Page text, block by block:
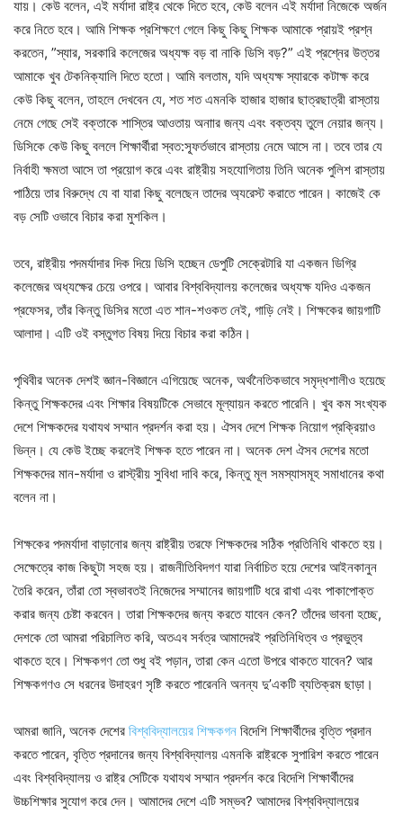
যায়। কেউ বলেন, এই মর্যাদা রাষ্ট্র থেকে দিতে হবে, কেউ বলেন এই মর্যাদা নিজেকে অর্জন
করে নিতে হবে। আমি শিক্ষক প্রশিক্ষণে গেলে কিছু কিছু শিক্ষক আমাকে প্রায়ই প্রশ্ন
করতেন, ”স্যার, সরকারি কলেজের অধ্যক্ষ বড় বা নাকি ডিসি বড়?” এই প্রশ্নের উত্তর
আমাকে খুব টেকনিক্যালি দিতে হতো। আমি বলতাম, যদি অধ্যক্ষ স্যারকে কটাক্ষ করে
কেউ কিছু বলেন, তাহলে দেখবেন যে, শত শত এমনকি হাজার হাজার ছাত্রছাত্রী রাস্তায়
নেমে গেছে সেই বক্তাকে শাস্তির আওতায় অনাার জন্য এবং বক্তব্য তুলে নেয়ার জন্য।
ডিসিকে কেউ কিছু বললে শিক্ষার্থীরা স্বত:স্ফূর্তভাবে রাস্তায় নেমে আসে না। তবে তার যে
নির্বাহী ক্ষমতা আসে তা প্রয়োগ করে এবং রাষ্ট্রীয় সহযোগিতায় তিনি অনেক পুলিশ রাস্তায়
পাঠিয়ে তার বিরুদ্ধে যে বা যারা কিছু বলেছেন তাদের অ্যরেস্ট করাতে পারেন। কাজেই কে
বড় সেটি ওভাবে বিচার করা মুশকিল।
তবে, রাষ্ট্রীয় পদমর্যাদার দিক দিয়ে ডিসি হচ্ছেন ডেপুটি সেক্রেটারি যা একজন ডিগ্রি
কলেজের অধ্যক্ষের চেয়ে ওপরে। আবার বিশ্ববিদ্যালয় কলেজের অধ্যক্ষ যদিও একজন
প্রফেসর, তাঁর কিন্তু ডিসির মতো এত শান-শওকত নেই, গাড়ি নেই। শিক্ষকের জায়গাটি
আলাদা। এটি ওই বস্তুগত বিষয় দিয়ে বিচার করা কঠিন।
পৃথিবীর অনেক দেশই জ্ঞান-বিজ্ঞানে এগিয়েছে অনেক, অর্থনৈতিকভাবে সমৃদ্ধশালীও হয়েছে
কিন্তু শিক্ষকদের এবং শিক্ষার বিষয়টিকে সেভাবে মূল্যায়ন করতে পারেনি। খুব কম সংখ্যক
দেশে শিক্ষকদের যথাযথ সম্মান প্রদর্শন করা হয়। ঐসব দেশে শিক্ষক নিয়োগ প্রক্রিয়াও
ভিন্ন। যে কেউ ইচ্ছে করলেই শিক্ষক হতে পারেন না। অনেক দেশ ঐসব দেশের মতো
শিক্ষকদের মান-মর্যাদা ও রাস্ট্রীয় সুবিধা দাবি করে, কিন্তু মূল সমস্যাসমূহ সমাধানের কথা
বলেন না।
শিক্ষকের পদমর্যাদা বাড়ানোর জন্য রাষ্ট্রীয় তরফে শিক্ষকদের সঠিক প্রতিনিধি থাকতে হয়।
সেক্ষেত্রে কাজ কিছুটা সহজ হয়। রাজনীতিবিদগণ যারা নির্বাচিত হয়ে দেশের আইনকানুন
তৈরি করেন, তাঁরা তো স্বভাবতই নিজেদের সম্মানের জায়গাটি ধরে রাখা এবং পাকাপোক্ত
করার জন্য চেষ্টা করবেন। তারা শিক্ষকদের জন্য করতে যাবেন কেন? তাঁদের ভাবনা হচ্ছে,
দেশকে তো আমরা পরিচালিত করি, অতএব সর্বত্র আমাদেরই প্রতিনিধিত্ব ও প্রভুত্ব
থাকতে হবে। শিক্ষকগণ তো শুধু বই পড়ান, তারা কেন এতো উপরে থাকতে যাবেন? আর
শিক্ষকগণও সে ধরনের উদাহরণ সৃষ্টি করতে পারেননি অনন্য দু’একটি ব্যতিক্রম ছাড়া।
আমরা জানি, অনেক দেশের বিশ্ববিদ্যালয়ের শিক্ষকগন বিদেশি শিক্ষার্থীদের বৃত্তি প্রদান
করতে পারেন, বৃত্তি প্রদানের জন্য বিশ্ববিদ্যালয় এমনকি রাষ্ট্রকে সুপারিশ করতে পারেন
এবং বিশ্ববিদ্যালয় ও রাষ্ট্র সেটিকে যথাযথ সম্মান প্রদর্শন করে বিদেশি শিক্ষার্থীদের
উচ্চশিক্ষার সুযোগ করে দেন। আমাদের দেশে এটি সম্ভব? আমাদের বিশ্ববিদ্যালয়ের